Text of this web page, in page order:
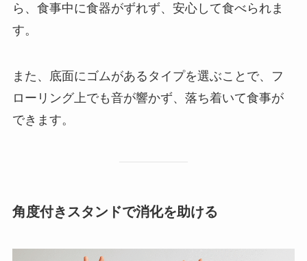
ら、食事中に食器がずれず、安心して食べられま
す。
また、底面にゴムがあるタイプを選ぶことで、フ
ローリング上でも音が響かず、落ち着いて食事が
できます。
角度付きスタンドで消化を助ける